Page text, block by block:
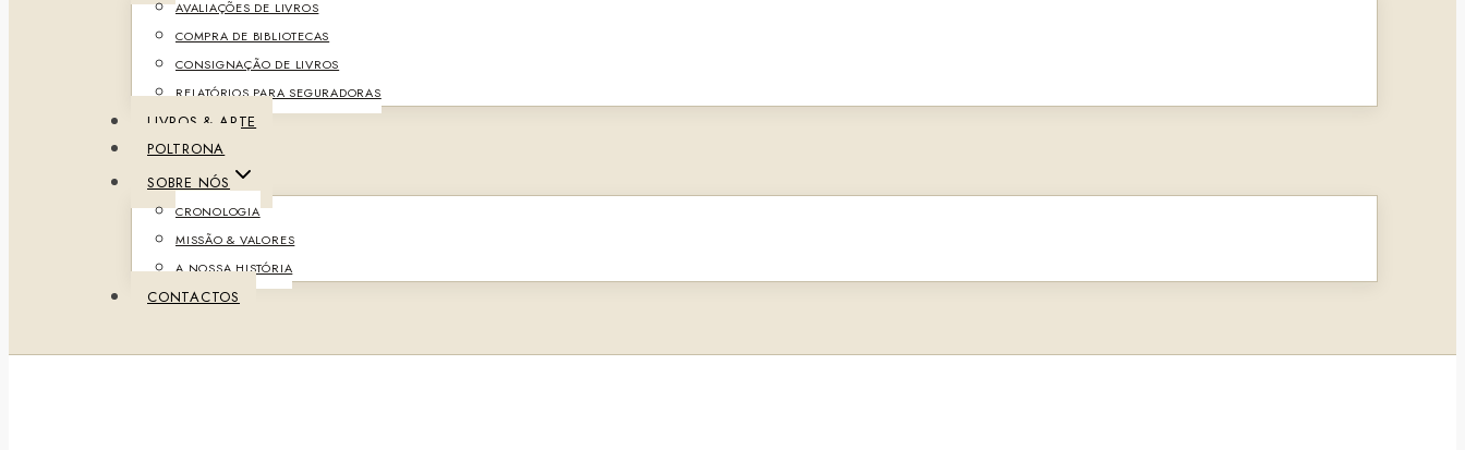
AVALIAÇÕES DE LIVROS
COMPRA DE BIBLIOTECAS
CONSIGNAÇÃO DE LIVROS
RELATÓRIOS PARA SEGURADORAS
LIVROS & ARTE
POLTRONA
SOBRE NÓS
CRONOLOGIA
MISSÃO & VALORES
A NOSSA HISTÓRIA
CONTACTOS